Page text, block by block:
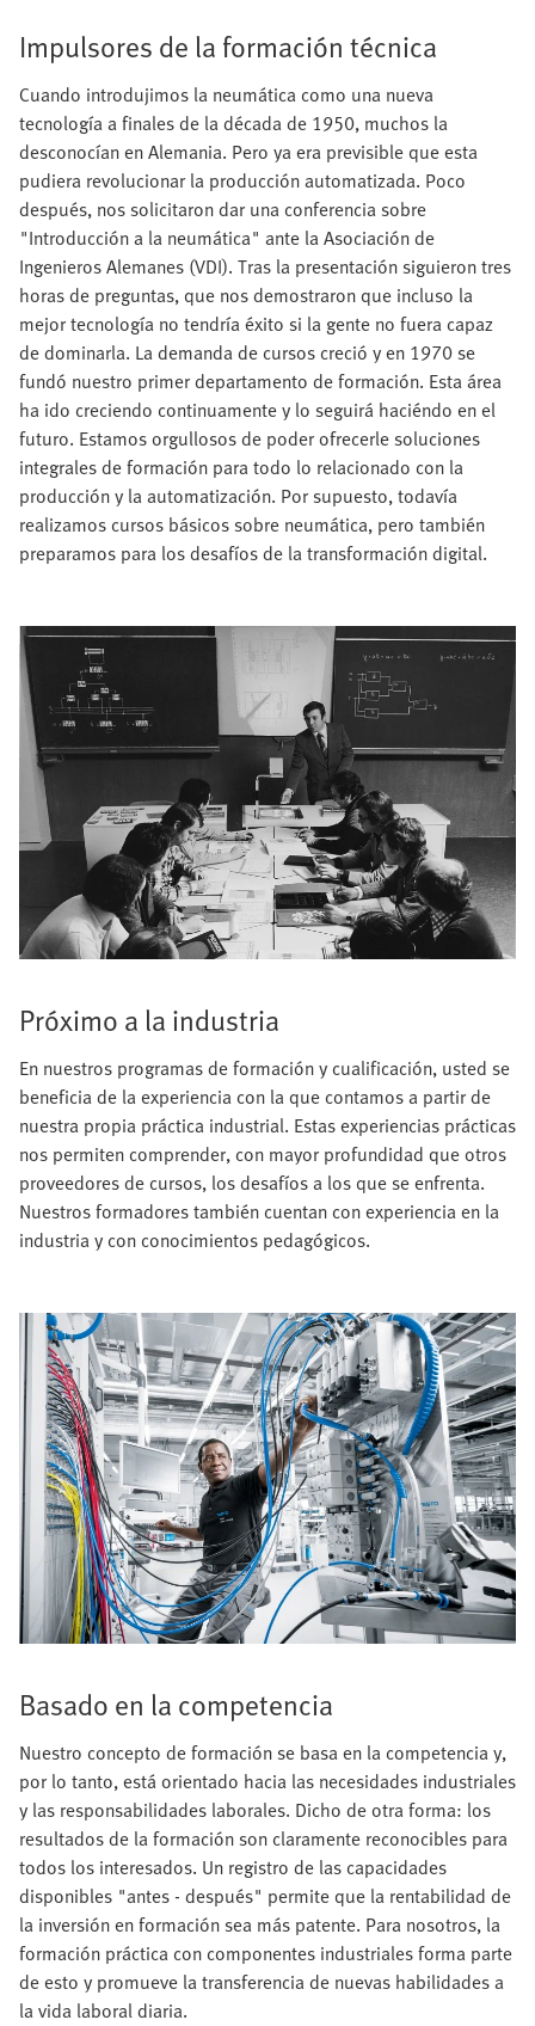
Impulsores de la formación técnica
Cuando introdujimos la neumática como una nueva
tecnología a finales de la década de 1950, muchos la
desconocían en Alemania. Pero ya era previsible que esta
pudiera revolucionar la producción automatizada. Poco
después, nos solicitaron dar una conferencia sobre
"Introducción a la neumática" ante la Asociación de
Ingenieros Alemanes (VDI). Tras la presentación siguieron tres
horas de preguntas, que nos demostraron que incluso la
mejor tecnología no tendría éxito si la gente no fuera capaz
de dominarla. La demanda de cursos creció y en 1970 se
fundó nuestro primer departamento de formación. Esta área
ha ido creciendo continuamente y lo seguirá haciéndo en el
futuro. Estamos orgullosos de poder ofrecerle soluciones
integrales de formación para todo lo relacionado con la
producción y la automatización. Por supuesto, todavía
realizamos cursos básicos sobre neumática, pero también
preparamos para los desafíos de la transformación digital.
Próximo a la industria
En nuestros programas de formación y cualificación, usted se
beneficia de la experiencia con la que contamos a partir de
nuestra propia práctica industrial. Estas experiencias prácticas
nos permiten comprender, con mayor profundidad que otros
proveedores de cursos, los desafíos a los que se enfrenta.
Nuestros formadores también cuentan con experiencia en la
industria y con conocimientos pedagógicos.
Basado en la competencia
Nuestro concepto de formación se basa en la competencia y,
por lo tanto, está orientado hacia las necesidades industriales
y las responsabilidades laborales. Dicho de otra forma: los
resultados de la formación son claramente reconocibles para
todos los interesados. Un registro de las capacidades
disponibles "antes - después" permite que la rentabilidad de
la inversión en formación sea más patente. Para nosotros, la
formación práctica con componentes industriales forma parte
de esto y promueve la transferencia de nuevas habilidades a
la vida laboral diaria.